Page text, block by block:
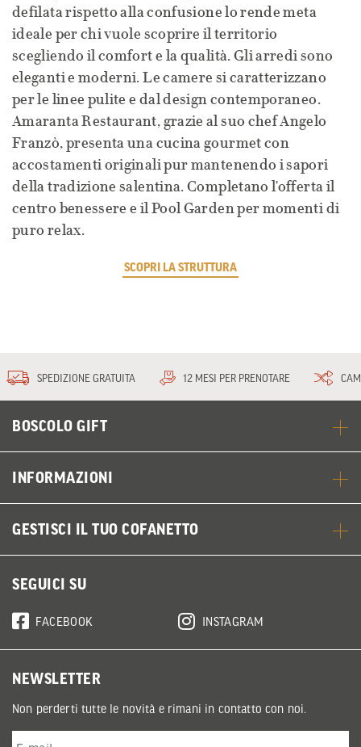
defilata rispetto alla confusione lo rende meta
ideale per chi vuole scoprire il territorio
scegliendo il comfort e la qualità. Gli arredi sono
eleganti e moderni. Le camere si caratterizzano
per le linee pulite e dal design contemporaneo.
Amaranta Restaurant, grazie al suo chef Angelo
Franzò, presenta una cucina gourmet con
accostamenti originali pur mantenendo i sapori
della tradizione salentina. Completano l'offerta il
centro benessere e il Pool Garden per momenti di
puro relax.
SCOPRI LA STRUTTURA
SPEDIZIONE GRATUITA 12 MESI PER PRENOTARE
BOSCOLO GIFT
INFORMAZIONI
GESTISCI IL TUO COFANETTO
SEGUICI SU
FACEBOOK INSTAGRAM
NEWSLETTER
Non perderti tutte le novità e rimani in contatto con noi.